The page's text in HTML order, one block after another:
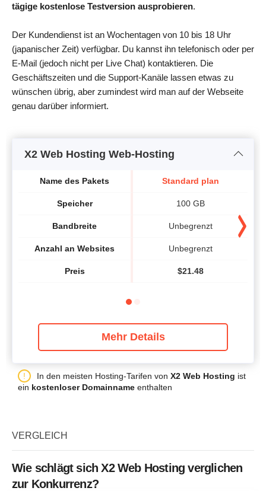
tägige kostenlose Testversion ausprobieren.
Der Kundendienst ist an Wochentagen von 10 bis 18 Uhr
(japanischer Zeit) verfügbar. Du kannst ihn telefonisch oder per
E-Mail (jedoch nicht per Live Chat) kontaktieren. Die
Geschäftszeiten und die Support-Kanäle lassen etwas zu
wünschen übrig, aber zumindest wird man auf der Webseite
genau darüber informiert.
X2 Web Hosting Web-Hosting
Name des Pakets
Speicher
Bandbreite
Anzahl an Websites
Preis
Standard plan
100 GB
Unbegrenzt
Unbegrenzt
$21.48
Mehr Details
In den meisten Hosting-Tarifen von X2 Web Hosting ist
ein kostenloser Domainname enthalten
VERGLEICH
Wie schlägt sich X2 Web Hosting verglichen
zur Konkurrenz?